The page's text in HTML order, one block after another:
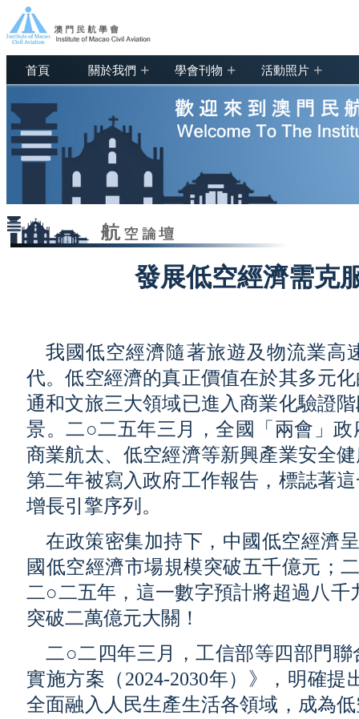
首頁 關於我們 + 學會刊物 + 活動照片 +
發展低空經濟需克
我國低空經濟隨著旅遊及物流業高
代。低空經濟的真正價值在於其多元
通和文旅三大領域已進入商業化驗證
景。二○二五年三月，全國「兩會」
商業航太、低空經濟等新興產業安全
第二年被寫入政府工作報告，標誌著
增長引擎序列。
在政策密集加持下，中國低空經濟
國低空經濟市場規模突破五千億元；
二○二五年，這一數字預計將超過八
突破二萬億元大關！
二○二四年三月，工信部等四部門
實施方案（2024-2030年）》，明確
全面融入人民生產生活各領域，成為